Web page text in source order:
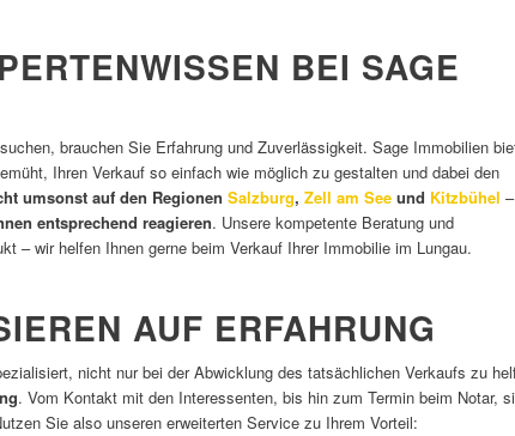
BEI SAGE
brauchen Sie Erfahrung und Zuverlässigkeit. Sage Immobilien
Ihren Verkauf so einfach wie möglich zu gestalten und dabei den
umsonst auf den Regionen Salzburg, Zell am Seeund Kitzbühel –
entsprechend reagieren. Unsere kompetente Beratung und
– wir helfen Ihnen gerne beim Verkauf Ihrer Immobilie im Lungau.
AUF ERFAHRUNG
nicht nur bei der Abwicklung des tatsächlichen Verkaufs zu
. Vom Kontakt mit den Interessenten, bis hin zum Termin beim Notar,
Sie also unseren erweiterten Service zu Ihrem Vorteil: